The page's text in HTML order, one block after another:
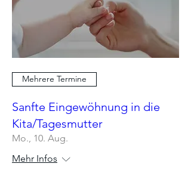
Mehrere Termine
Sanfte Eingewöhnung in die
Kita/Tagesmutter
Mo., 10. Aug.
Mehr Infos